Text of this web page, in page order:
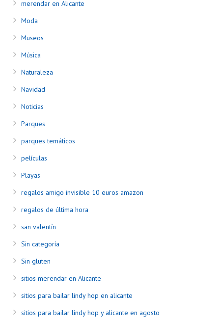
merendar en Alicante
Moda
Museos
Música
Naturaleza
Navidad
Noticias
Parques
parques temáticos
películas
Playas
regalos amigo invisible 10 euros amazon
regalos de última hora
san valentín
Sin categoría
Sin gluten
sitios merendar en Alicante
sitios para bailar lindy hop en alicante
sitios para bailar lindy hop y alicante en agosto